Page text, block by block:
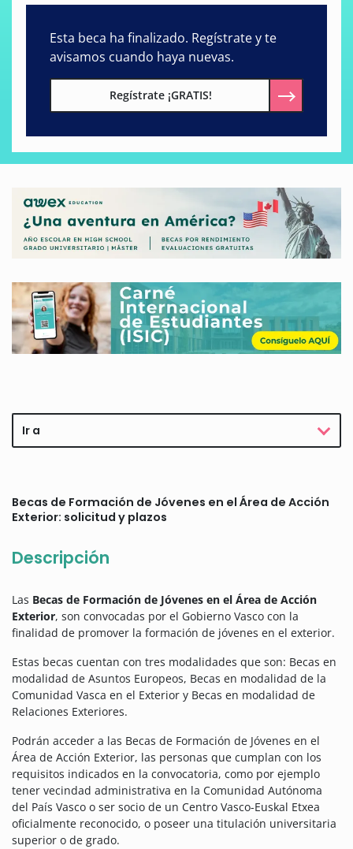
Esta beca ha finalizado. Regístrate y te
avisamos cuando haya nuevas.
Regístrate ¡GRATIS!
Ir a
Becas de Formación de Jóvenes en el Área de Acción
Exterior: solicitud y plazos
Descripción
Las Becas de Formación de Jóvenes en el Área de Acción
Exterior, son convocadas por el Gobierno Vasco con la
finalidad de promover la formación de jóvenes en el exterior.
Estas becas cuentan con tres modalidades que son: Becas en
modalidad de Asuntos Europeos, Becas en modalidad de la
Comunidad Vasca en el Exterior y Becas en modalidad de
Relaciones Exteriores.
Podrán acceder a las Becas de Formación de Jóvenes en el
Área de Acción Exterior, las personas que cumplan con los
requisitos indicados en la convocatoria, como por ejemplo
tener vecindad administrativa en la Comunidad Autónoma
del País Vasco o ser socio de un Centro Vasco-Euskal Etxea
oficialmente reconocido, o poseer una titulación universitaria
superior o de grado.